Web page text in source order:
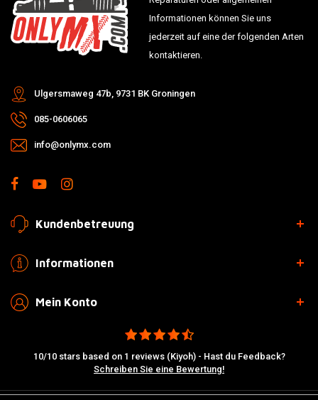
Informationen können Sie uns
jederzeit auf eine der folgenden Arten
kontaktieren.
Ulgersmaweg 47b, 9731 BK Groningen
085-0606065
info@onlymx.com
Kundenbetreuung
Informationen
Mein Konto
10/10 stars based on 1 reviews (Kiyoh) - Hast du Feedback?
Schreiben Sie eine Bewertung!